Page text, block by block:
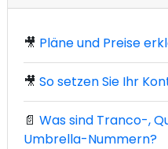
🎥 Pläne und Preise
🎥 So setzen Sie Ihr
📄 Was sind Tranco-,
Umbrella-Nummern?